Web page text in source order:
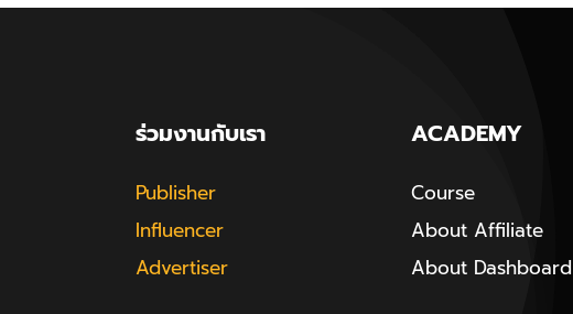
ร่วมงานกับเรา
Publisher
Influencer
Advertiser
ACADEMY
Course
About Affiliate
About Dashboard